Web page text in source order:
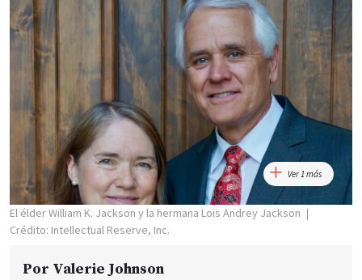
Ver 1 más
El élder William K. Jackson y la hermana Lois Andrey Jackson
Crédito: Intellectual Reserve, Inc.
Por Valerie Johnson